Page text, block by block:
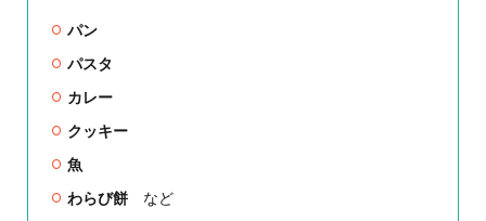
パン
パスタ
カレー
クッキー
魚
わらび餅 など